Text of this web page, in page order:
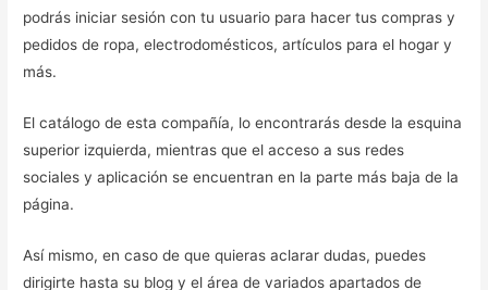
podrás iniciar sesión con tu usuario para hacer tus compras y
pedidos de ropa, electrodomésticos, artículos para el hogar y
más.
El catálogo de esta compañía, lo encontrarás desde la esquina
superior izquierda, mientras que el acceso a sus redes
sociales y aplicación se encuentran en la parte más baja de la
página.
Así mismo, en caso de que quieras aclarar dudas, puedes
dirigirte hasta su blog y el área de variados apartados de